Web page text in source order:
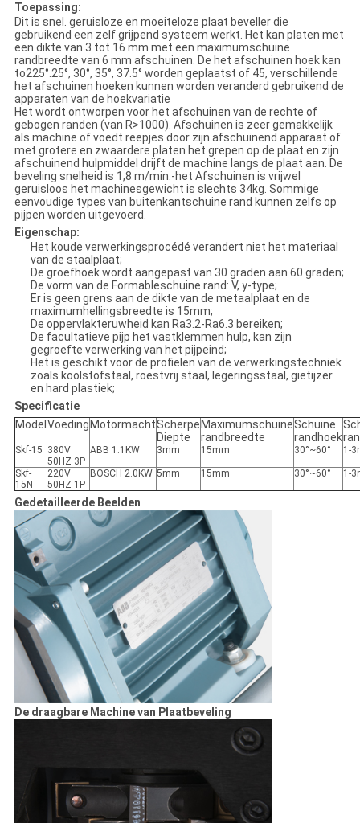
Toepassing:
Dit is snel. geruisloze en moeiteloze plaat beveller die
gebruikend een zelf grijpend systeem werkt. Het kan platen met
een dikte van 3 tot 16 mm met een maximumschuine
randbreedte van 6 mm afschuinen. De het afschuinen hoek kan
to225°.25°, 30°, 35°, 37.5° worden geplaatst of 45, verschillende
het afschuinen hoeken kunnen worden veranderd gebruikend de
apparaten van de hoekvariatie
Het wordt ontworpen voor het afschuinen van de rechte of
gebogen randen (van R>1000). Afschuinen is zeer gemakkelijk
als machine of voedt reepjes door zijn afschuinend apparaat of
met grotere en zwaardere platen het grepen op de plaat en zijn
afschuinend hulpmiddel drijft de machine langs de plaat aan. De
beveling snelheid is 1,8 m/min.-het Afschuinen is vrijwel
geruisloos het machinesgewicht is slechts 34kg. Sommige
eenvoudige types van buitenkantschuine rand kunnen zelfs op
pijpen worden uitgevoerd.
Eigenschap:
Het koude verwerkingsprocédé verandert niet het materiaal
van de staalplaat;
De groefhoek wordt aangepast van 30 graden aan 60 graden;
De vorm van de Formableschuine rand: V, y-type;
Er is geen grens aan de dikte van de metaalplaat en de
maximumhellingsbreedte is 15mm;
De oppervlakteruwheid kan Ra3.2-Ra6.3 bereiken;
De facultatieve pijp het vastklemmen hulp, kan zijn
gegroefte verwerking van het pijpeind;
Het is geschikt voor de profielen van de verwerkingstechniek
zoals koolstofstaal, roestvrij staal, legeringsstaal, gietijzer
en hard plastiek;
Specificatie
Model Voeding MotormachtScherpe
Diepte
Maximumschuine
randbreedte
Schuine
randhoek
Skf-15 380V
50HZ 3P
ABB 1.1KW 3mm 15mm 30°~60° 1-
Skf-
15N
220V
50HZ 1P
BOSCH 2.0KW 5mm 15mm 30°~60° 1-
Gedetailleerde Beelden
De draagbare Machine van Plaatbeveling